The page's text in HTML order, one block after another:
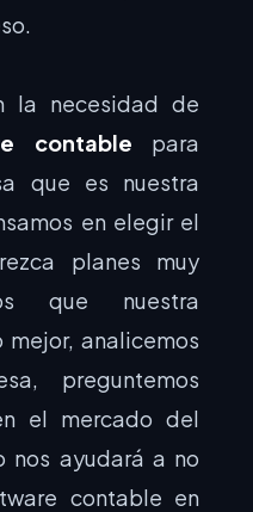
la necesidad de
contable para
que es nuestra
en elegir el
planes muy
que nuestra
mejor, analicemos
preguntemos
el mercado del
nos ayudará a no
contable en